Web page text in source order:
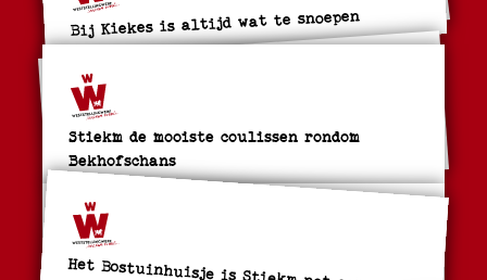
Bij Kiekes is altijd wat te snoepen
Stiekm de mooiste coulissen rondom
Bekhofschans